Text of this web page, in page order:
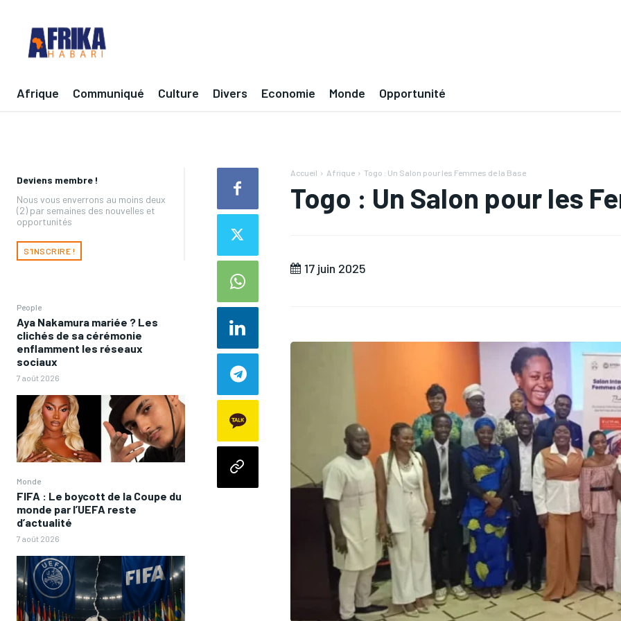
Afrique Communiqué Culture Divers Economie Monde Opportunité
Deviens membre !
Nous vous enverrons au moins deux
(2) par semaines des nouvelles et
opportunités
S'INSCRIRE !
People
Aya Nakamura mariée ? Les
clichés de sa cérémonie
enflamment les réseaux
sociaux
7 août 2026
Monde
FIFA : Le boycott de la Coupe du
monde par l’UEFA reste
d’actualité
7 août 2026
Accueil Afrique Togo : Un Salon pour les Femmes de la Base
Togo : Un Salon pour les
17 juin 2025